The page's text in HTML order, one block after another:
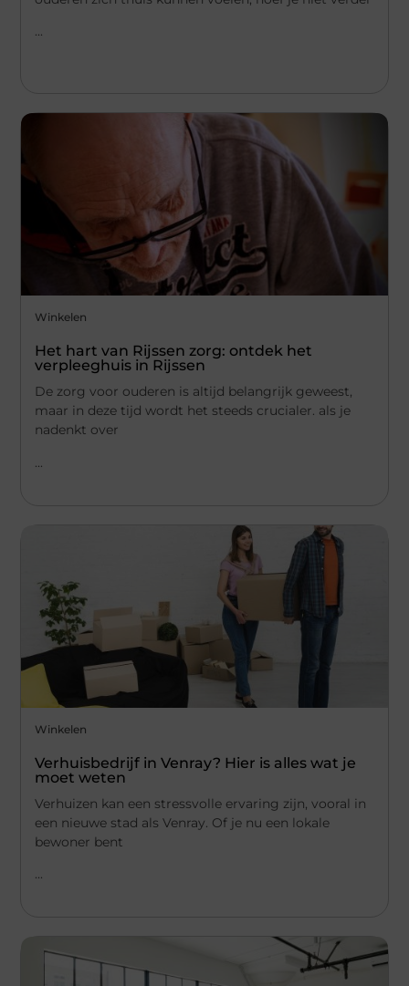
...
Winkelen
Het hart van Rijssen zorg: ontdek het
verpleeghuis in Rijssen
De zorg voor ouderen is altijd belangrijk geweest,
maar in deze tijd wordt het steeds crucialer. als je
nadenkt over
Winkelen
Verhuisbedrijf in Venray? Hier is alles wat je
moet weten
Verhuizen kan een stressvolle ervaring zijn, vooral in
een nieuwe stad als Venray. Of je nu een lokale
bewoner bent
...